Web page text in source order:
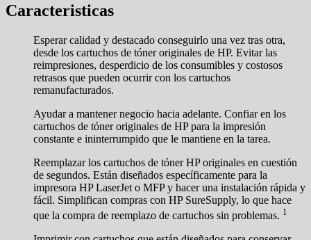
Caracteristicas
Esperar calidad y destacado conseguirlo una vez tras otra,
desde los cartuchos de tóner originales de HP. Evitar las
reimpresiones, desperdicio de los consumibles y costosos
retrasos que pueden ocurrir con los cartuchos
remanufacturados.
Ayudar a mantener negocio hacia adelante. Confiar en los
cartuchos de tóner originales de HP para la impresión
constante e ininterrumpido que le mantiene en la tarea.
Reemplazar los cartuchos de tóner HP originales en cuestión
de segundos. Están diseñados específicamente para la
impresora HP LaserJet o MFP y hacer una instalación rápida y
fácil. Simplifican compras con HP SureSupply, lo que hace
que la compra de reemplazo de cartuchos sin problemas. 1